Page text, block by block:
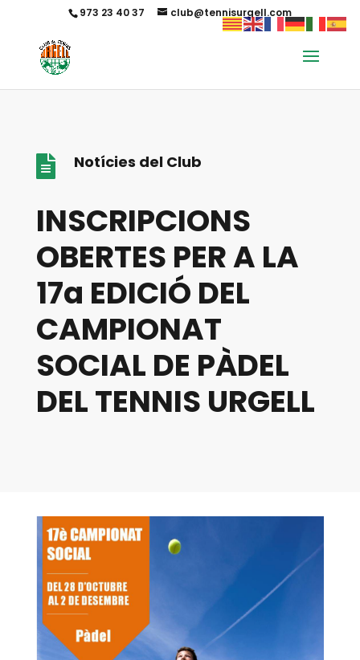
973 23 40 37 club@tennisurgell.com
 Notícies del Club
INSCRIPCIONS
OBERTES PER A LA
17a EDICIÓ DEL
CAMPIONAT
SOCIAL DE PÀDEL
DEL TENNIS URGELL